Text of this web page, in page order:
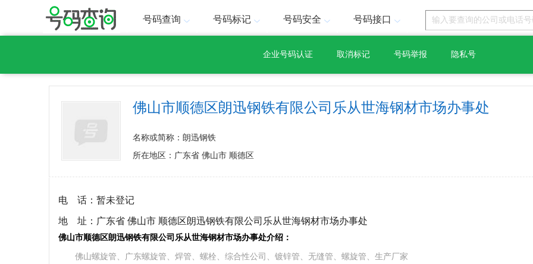
号码查询 号码标记 号码安全 号码接口
企业号码认证 取消标记 号码举报 隐私号
佛山市顺德区朗迅钢铁有限公司乐从世海钢材市场办事处
名称或简称：朗迅钢铁
所在地区：广东省 佛山市 顺德区
电 话： 暂未登记
地 址： 广东省 佛山市 顺德区朗迅钢铁有限公司乐从世海钢材市场办事处
佛山市顺德区朗迅钢铁有限公司乐从世海钢材市场办事处介绍：
佛山螺旋管、广东螺旋管、焊管、螺栓、综合性公司、镀锌管、无缝管、螺旋管、生产厂家